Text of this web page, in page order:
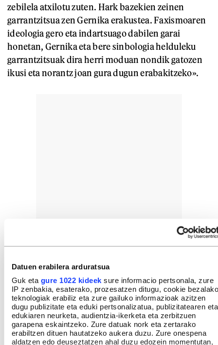
Datuen erabilera arduratsua
Guk eta gure 1022 kideek sure informacio pertsonala, zure
IP zenbakia, esaterako, prozesatzen ditugu, cookie bezalako
teknologiak erabiliz eta zure gailuko informazioak azitzen
dugu publizitate eta eduki pertsonalizatua, publizitatearen eta
edukiaren neurketa, audientzia-ikerketa eta zerbitzuen
garapena eskaintzeko. Zure datuak nork eta zertarako
erabiltzen dituen hautatzeko aukera duzu. Zure onespena
aldatzen edo deuseztatzen ahal duzu edozein momentutan,
zebilela atxilotu zuten. Hark bazekien zeinen
garrantzitsua zen Gernika erakustea. Faxismoaren
ideologia gero eta indartsuago dabilen garai
honetan, Gernika eta bere sinbologia helduleku
garrantzitsuak dira herri moduan nondik gatozen
ikusi eta norantz joan gura dugun erabakitzeko».